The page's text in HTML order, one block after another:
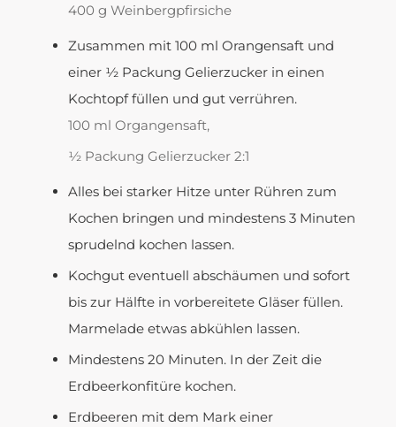
400 g Weinbergpfirsiche
Zusammen mit 100 ml Orangensaft und
einer ½ Packung Gelierzucker in einen
Kochtopf füllen und gut verrühren.
100 ml Organgensaft,
½ Packung Gelierzucker 2:1
Alles bei starker Hitze unter Rühren zum
Kochen bringen und mindestens 3 Minuten
sprudelnd kochen lassen.
Kochgut eventuell abschäumen und sofort
bis zur Hälfte in vorbereitete Gläser füllen.
Marmelade etwas abkühlen lassen.
Mindestens 20 Minuten. In der Zeit die
Erdbeerkonfitüre kochen.
Erdbeeren mit dem Mark einer